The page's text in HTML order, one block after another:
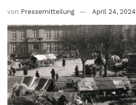
von Pressemitteilung April 24, 2024